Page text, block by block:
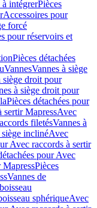
intégrerPièces
Accessoires pour
forcé
pour réservoirs et
Pièces détachées
VannesVannes à siège
siège droit pour
à siège droit pour
Pièces détachées pour
sertir MapressAvec
filetésVannes à
siège inclinéAvec
Avec raccords à sertir
pour Avec
MapressPièces
Vannes de
sphériqueAvec